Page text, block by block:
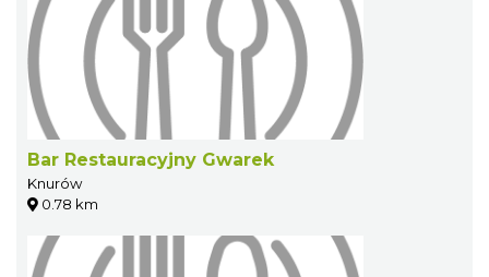
Bar Restauracyjny Gwarek
Knurów
0.78 km